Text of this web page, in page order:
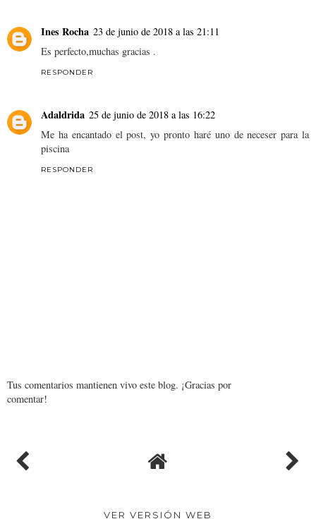
Ines Rocha 23 de junio de 2018 a las 21:11
Es perfecto,muchas gracias .
RESPONDER
Adaldrida 25 de junio de 2018 a las 16:22
Me ha encantado el post, yo pronto haré uno de neceser para la
piscina
RESPONDER
Tus comentarios mantienen vivo este blog. ¡Gracias por
comentar!
VER VERSIÓN WEB